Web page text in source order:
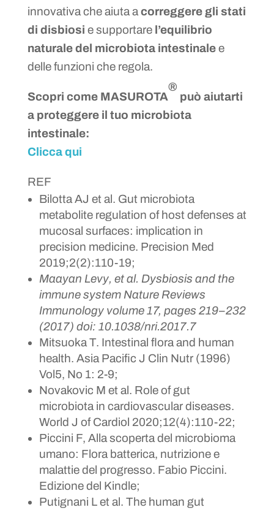
innovativa che aiuta acorreggere gli stati
di disbiosi e supportarel’equilibrio
naturale del microbiota intestinalee
delle funzioni che regola.
Scopri come MASUROTA
®
può aiutarti
a proteggere il tuo microbiota
intestinale:
Clicca qui
REF
Bilotta AJ et al. Gut microbiota
metabolite regulation of host defenses at
mucosal surfaces: implication in
precision medicine. Precision Med
2019;2(2):110-19;
Maayan Levy, et al. Dysbiosis and the
immune system Nature Reviews
Immunology volume 17, pages 219–232
(2017) doi: 10.1038/nri.2017.7
Mitsuoka T. Intestinal flora and human
health. Asia Pacific J Clin Nutr (1996)
Vol5, No 1: 2-9;
Novakovic M et al. Role of gut
microbiota in cardiovascular diseases.
World J of Cardiol 2020;12(4):110-22;
Piccini F, Alla scoperta del microbioma
umano: Flora batterica, nutrizione e
malattie del progresso. Fabio Piccini.
Edizione del Kindle;
Putignani L et al. The human gut